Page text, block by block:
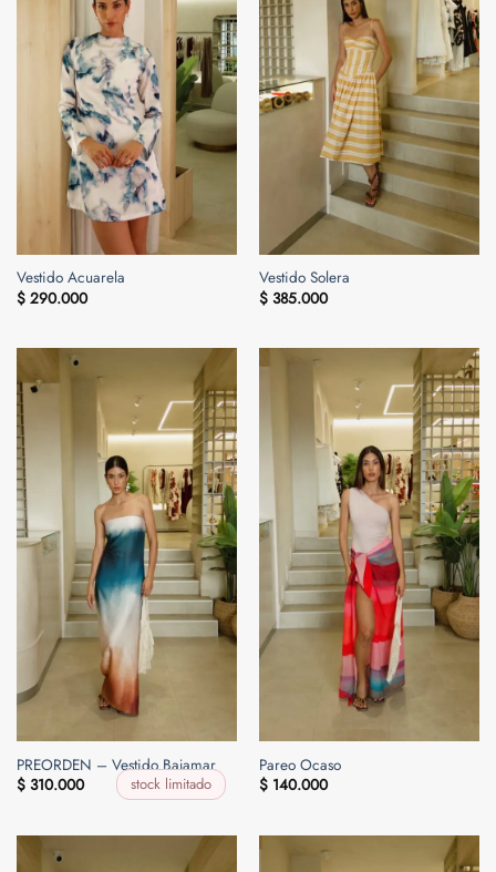
Vestido Acuarela
$290.000
Vestido Solera
$385.000
PREORDEN – Vestido Bajamar
stock limitado
$310.000
Pareo Ocaso
$140.000